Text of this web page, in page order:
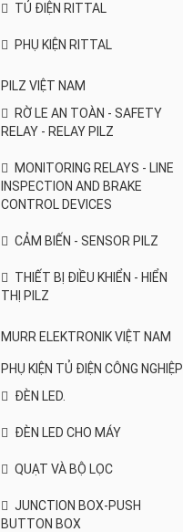
TỦ ĐIỆN RITTAL
PHỤ KIỆN RITTAL
PILZ VIỆT NAM
RỜ LE AN TOÀN - SAFETY
RELAY - RELAY PILZ
MONITORING RELAYS - LINE
INSPECTION AND BRAKE
CONTROL DEVICES
CẢM BIẾN - SENSOR PILZ
THIẾT BỊ ĐIỀU KHIỂN - HIỂN
THỊ PILZ
MURR ELEKTRONIK VIỆT NAM
PHỤ KIỆN TỦ ĐIỆN CÔNG NGHIỆP
ĐÈN LED.
ĐÈN LED CHO MÁY
QUẠT VÀ BỘ LỌC
JUNCTION BOX-PUSH
BUTTON BOX